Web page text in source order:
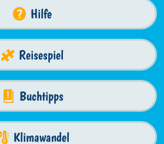
Hilfe
Reisespiel
Buchtipps
Klimawandel